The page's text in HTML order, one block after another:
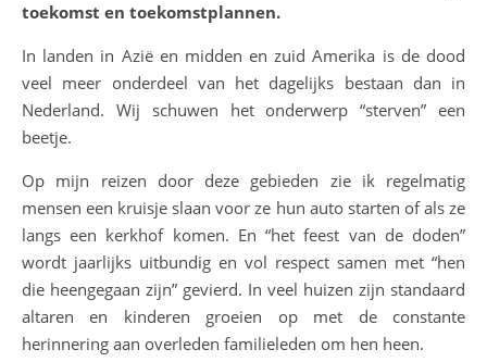
toekomst en toekomstplannen.
In landen in Azië en midden en zuid Amerika is de dood
veel meer onderdeel van het dagelijks bestaan dan in
Nederland. Wij schuwen het onderwerp “sterven” een
beetje.
Op mijn reizen door deze gebieden zie ik regelmatig
mensen een kruisje slaan voor ze hun auto starten of als ze
langs een kerkhof komen. En “het feest van de doden”
wordt jaarlijks uitbundig en vol respect samen met “hen
die heengegaan zijn” gevierd. In veel huizen zijn standaard
altaren en kinderen groeien op met de constante
herinnering aan overleden familieleden om hen heen.